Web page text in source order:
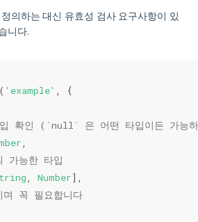
의하는 대신 유효성 검사 요구사항이 있
니다.
'example' , {
확인 (`null` 은 어떤 타입이든 가능하
,
가능한 타입
, Number],
꼭 필요합니다